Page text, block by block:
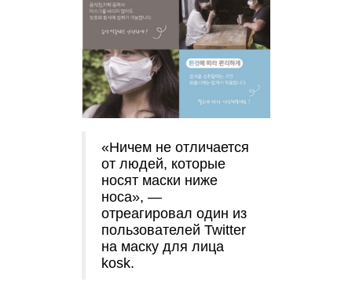
«Ничем не отличается
от людей, которые
носят маски ниже
носа», —
отреагировал один из
пользователей Twitter
на маску для лица
kosk.